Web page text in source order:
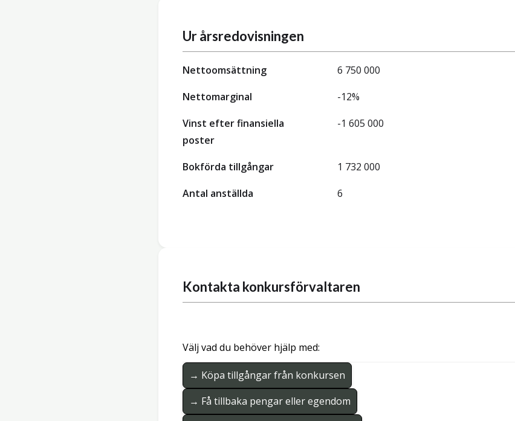
Ur årsredovisningen
Nettoomsättning
6 750 000
Nettomarginal
-12%
Vinst efter finansiella
poster
-1 605 000
Bokförda tillgångar
1 732 000
Antal anställda
6
Kontakta konkursförvaltaren
Välj vad du behöver hjälp med:
→ Köpa tillgångar från konkursen
→ Få tillbaka pengar eller egendom